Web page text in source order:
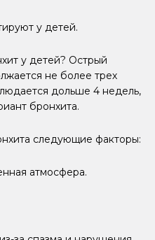
у детей.
у детей? Острый
не более трех
дольше 4 недель,
бронхита.
следующие факторы:
атмосфера.